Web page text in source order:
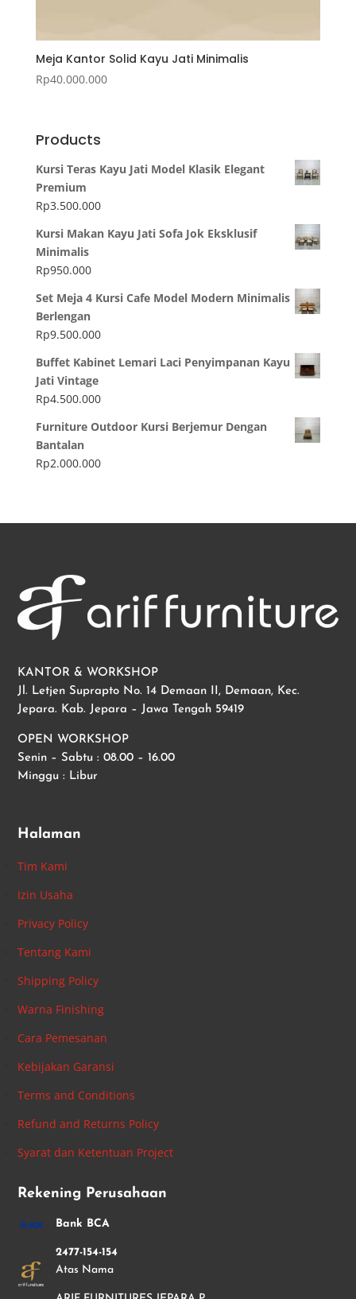
Meja Kantor Solid Kayu Jati Minimalis
Rp40.000.000
Products
Kursi Teras Kayu Jati Model Klasik Elegant
Premium
Rp3.500.000
Kursi Makan Kayu Jati Sofa Jok Eksklusif
Minimalis
Rp950.000
Set Meja 4 Kursi Cafe Model Modern Minimalis
Berlengan
Rp9.500.000
Buffet Kabinet Lemari Laci Penyimpanan Kayu
Jati Vintage
Rp4.500.000
Furniture Outdoor Kursi Berjemur Dengan
Bantalan
Rp2.000.000
KANTOR & WORKSHOP
Jl. Letjen Suprapto No. 14 Demaan II, Demaan, Kec.
Jepara. Kab. Jepara – Jawa Tengah 59419
OPEN WORKSHOP
Senin – Sabtu : 08.00 – 16.00
Minggu : Libur
Halaman
Tim Kami
Izin Usaha
Privacy Policy
Tentang Kami
Shipping Policy
Warna Finishing
Cara Pemesanan
Kebijakan Garansi
Terms and Conditions
Refund and Returns Policy
Syarat dan Ketentuan Project
Rekening Perusahaan
Bank BCA
2477-154-154
Atas Nama